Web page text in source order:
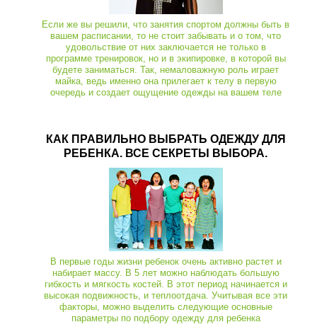
Если же вы решили, что занятия спортом должны быть в
вашем расписании, то не стоит забывать и о том, что
удовольствие от них заключается не только в
программе тренировок, но и в экипировке, в которой вы
будете заниматься. Так, немаловажную роль играет
майка, ведь именно она прилегает к телу в первую
очередь и создает ощущение одежды на вашем теле
КАК ПРАВИЛЬНО ВЫБРАТЬ ОДЕЖДУ ДЛЯ
РЕБЕНКА. ВСЕ СЕКРЕТЫ ВЫБОРА.
В первые годы жизни ребенок очень активно растет и
набирает массу. В 5 лет можно наблюдать большую
гибкость и мягкость костей. В этот период начинается и
высокая подвижность, и теплоотдача. Учитывая все эти
факторы, можно выделить следующие основные
параметры по подбору одежду для ребенка